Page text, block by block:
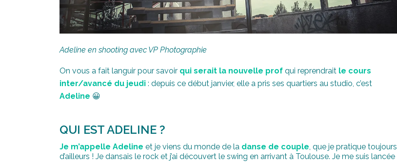
Adeline en shooting avec VP Photographie
On vous a fait languir pour savoir qui serait la nouvelle prof qui reprendrait le cours
inter/avancé du jeudi : depuis ce début janvier, elle a pris ses quartiers au studio, c’est
Adeline 😀
QUI EST ADELINE ?
Je m’appelle Adeline et je viens du monde de la danse de couple , que je pratique toujours
d’ailleurs ! Je dansais le rock et j’ai découvert le swing en arrivant à Toulouse. Je me suis lancée